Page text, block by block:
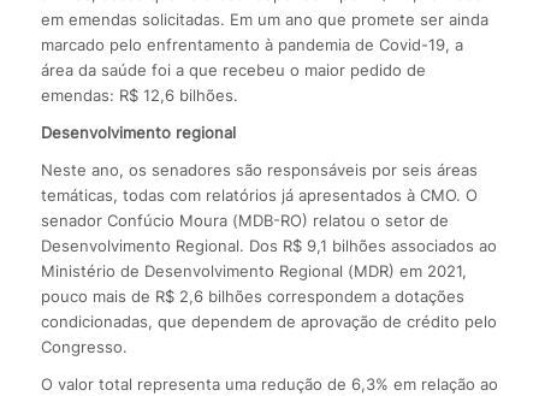
em emendas solicitadas. Em um ano que promete ser ainda
marcado pelo enfrentamento à pandemia de Covid-19, a
área da saúde foi a que recebeu o maior pedido de
emendas: R$ 12,6 bilhões.
Desenvolvimento regional
Neste ano, os senadores são responsáveis por seis áreas
temáticas, todas com relatórios já apresentados à CMO. O
senador Confúcio Moura (MDB-RO) relatou o setor de
Desenvolvimento Regional. Dos R$ 9,1 bilhões associados ao
Ministério de Desenvolvimento Regional (MDR) em 2021,
pouco mais de R$ 2,6 bilhões correspondem a dotações
condicionadas, que dependem de aprovação de crédito pelo
Congresso.
O valor total representa uma redução de 6,3% em relação ao